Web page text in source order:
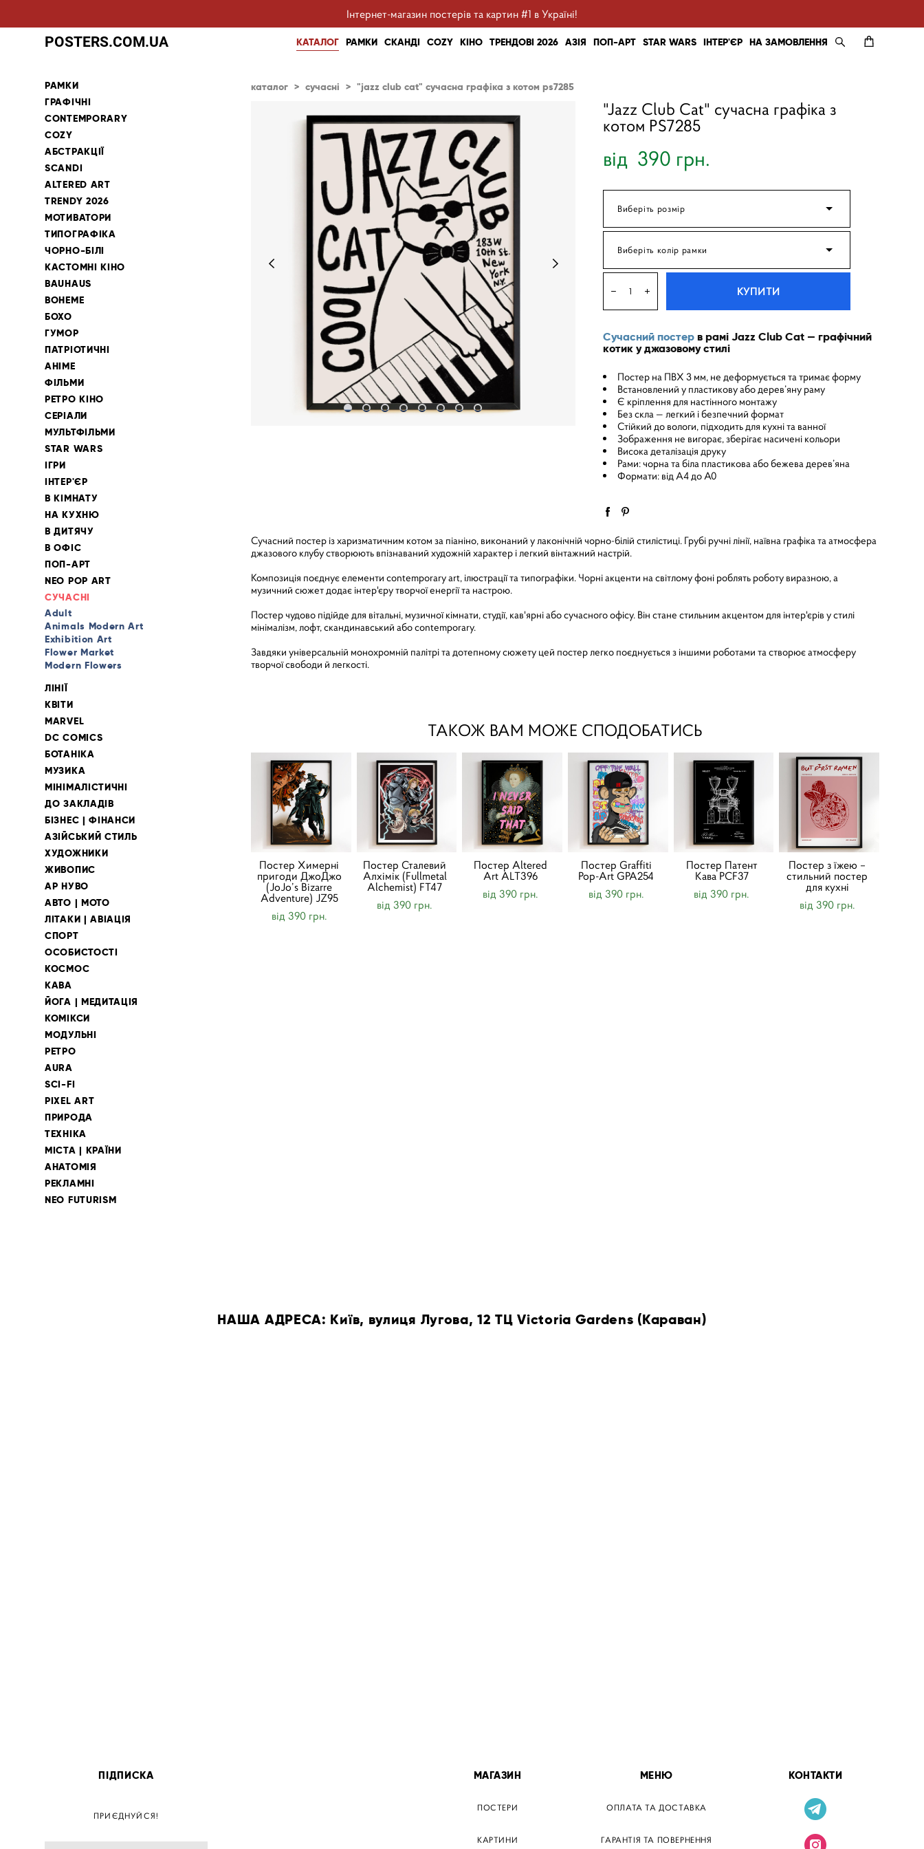
Інтернет-магазин постерів та картин #1 в Україні!
POSTERS.COM.UA КАТАЛОГ РАМКИ СКАНДІ COZY КІНО ТРЕНДОВІ 2026 АЗІЯ ПОП-АРТ STAR WARS ІНТЕР'ЄР НА ЗАМОВЛЕННЯ
РАМКИ
ГРАФІЧНІ
CONTEMPORARY
COZY
АБСТРАКЦІЇ
SCANDI
ALTERED ART
TRENDY 2026
МОТИВАТОРИ
ТИПОГРАФІКА
ЧОРНО-БІЛІ
КАСТОМНІ КІНО
BAUHAUS
BOHEME
БОХО
ГУМОР
ПАТРІОТИЧНІ
АНІМЕ
ФІЛЬМИ
РЕТРО КІНО
СЕРІАЛИ
МУЛЬТФІЛЬМИ
STAR WARS
ІГРИ
ІНТЕР'ЄР
В КІМНАТУ
НА КУХНЮ
В ДИТЯЧУ
В ОФІС
ПОП-АРТ
NEO POP ART
СУЧАСНІ
Adult
Animals Modern Art
Exhibition Art
Flower Market
Modern Flowers
ЛІНІЇ
КВІТИ
MARVEL
DC COMICS
БОТАНІКА
МУЗИКА
МІНІМАЛІСТИЧНІ
ДО ЗАКЛАДІВ
БІЗНЕС | ФІНАНСИ
АЗІЙСЬКИЙ СТИЛЬ
ХУДОЖНИКИ
ЖИВОПИС
АР НУВО
АВТО | МОТО
ЛІТАКИ | АВІАЦІЯ
СПОРТ
ОСОБИСТОСТІ
КОСМОС
КАВА
ЙОГА | МЕДИТАЦІЯ
КОМІКСИ
МОДУЛЬНІ
РЕТРО
AURA
SCI-FI
PIXEL ART
ПРИРОДА
ТЕХНІКА
МІСТА | КРАЇНИ
АНАТОМІЯ
РЕКЛАМНІ
NEO FUTURISM
каталог > сучасні > "jazz club cat" сучасна графіка з котом ps7285
"Jazz Club Cat" сучасна графіка з
котом PS7285
від 390 грн.
Виберіть розмір
Виберіть колір рамки
КУПИТИ
Сучасний постерв рамі Jazz Club Cat — графічний
котик у джазовому стилі
Постер на ПВХ 3 мм, не деформується та тримає форму
Встановлений у пластикову або дерев’яну раму
Є кріплення для настінного монтажу
Без скла — легкий і безпечний формат
Стійкий до вологи, підходить для кухні та ванної
Зображення не вигорає, зберігає насичені кольори
Висока деталізація друку
Рами: чорна та біла пластикова або бежева дерев’яна
Формати: від A4 до A0
Сучасний постер із харизматичним котом за піаніно, виконаний у лаконічній чорно-білій стилістиці. Грубі ручні лінії, наївна графіка та атмосфера
джазового клубу створюють впізнаваний художній характер і легкий вінтажний настрій.
Композиція поєднує елементи contemporary art, ілюстрації та типографіки. Чорні акценти на світлому фоні роблять роботу виразною, а
музичний сюжет додає інтер'єру творчої енергії та настрою.
Постер чудово підійде для вітальні, музичної кімнати, студії, кав'ярні або сучасного офісу. Він стане стильним акцентом для інтер'єрів у стилі
мінімалізм, лофт, скандинавський або contemporary.
Завдяки універсальній монохромній палітрі та дотепному сюжету цей постер легко поєднується з іншими роботами та створює атмосферу
творчої свободи й легкості.
ТАКОЖ ВАМ МОЖЕ СПОДОБАТИСЬ
Постер Химерні
пригоди ДжоДжо
(JoJo’s Bizarre
Adventure) JZ95
від 390 грн.
Постер Сталевий
Алхімік (Fullmetal
Alchemist) FT47
від 390 грн.
Постер Altered
Art ALT396
від 390 грн.
Постер Graffiti
Pop-Art GPA254
від 390 грн.
Постер Патент
Кава PCF37
від 390 грн.
Постер з їжею –
стильний постер
для кухні
від 390 грн.
НАША АДРЕСА: Київ, вулиця Лугова, 12 ТЦ Victoria Gardens (Караван)
ПІДПИСКА
ПРИЄДНУЙСЯ!
МАГАЗИН
ПОСТЕРИ
КАРТИНИ
МЕНЮ
ОПЛАТА ТА ДОСТАВКА
ГАРАНТІЯ ТА ПОВЕРНЕННЯ
КОНТАКТИ